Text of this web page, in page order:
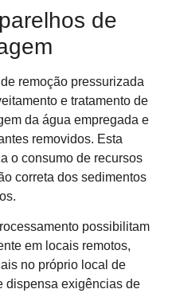
de
remoção pressurizada
e tratamento de
da água empregada e
removidos. Esta
o consumo de recursos
correta dos sedimentos
possibilitam
em locais remotos,
no próprio local de
dispensa exigências de